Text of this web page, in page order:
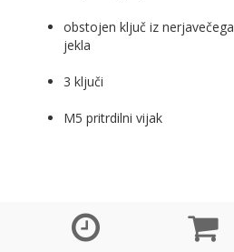
obstojen ključ iz nerjavečega
jekla
3 ključi
M5 pritrdilni vijak